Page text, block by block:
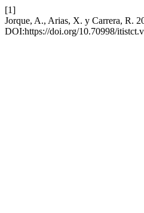
[1]
Jorque, A., Arias, X. y Carrera, R.
DOI:https://doi.org/10.70998/